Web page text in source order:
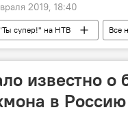
2019, 18:40
супер!" на НТВ Все
известно
в Россию